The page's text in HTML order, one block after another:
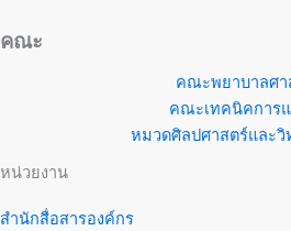
คณะ
คณะพยาบาลศา
คณะเทคนิคการ
หมวดศิลปศาสตร์และวิ
หน่วยงาน
สำนักสื่อสารองค์กร